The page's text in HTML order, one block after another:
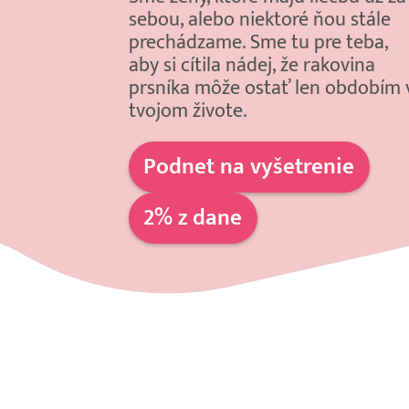
sebou, alebo niektoré ňou stále
prechádzame. Sme tu pre teba,
aby si cítila nádej, že rakovina
prsníka môže ostať len obdobím
tvojom živote.
Podnet na vyšetrenie
2% z dane